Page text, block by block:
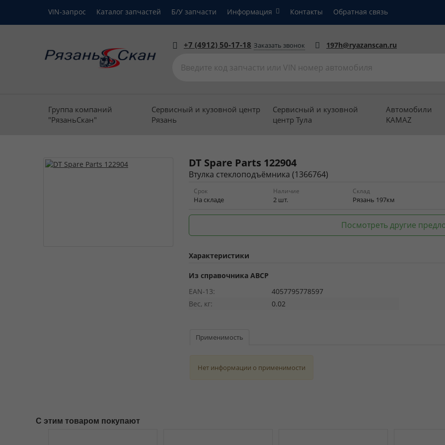
VIN-запрос Каталог запчастей Б/У запчасти Информация Контакты Обратная связь
+7 (4912) 50-17-18 Заказать звонок
197h@ryazanscan.ru
Группа компаний
"РязаньСкан"
Сервисный и кузовной центр
Рязань
Сервисный и кузовной
центр Тула
Автомобили
KAMAZ
DT Spare Parts 122904
Втулка стеклоподъёмника (1366764)
Срок
На складе
Наличие
2 шт.
Склад
Рязань 197км
Посмотреть другие
Характеристики
Из справочника ABCP
EAN-13:
4057795778597
Вес, кг:
0.02
Применимость
Нет информации о применимости
С этим товаром покупают